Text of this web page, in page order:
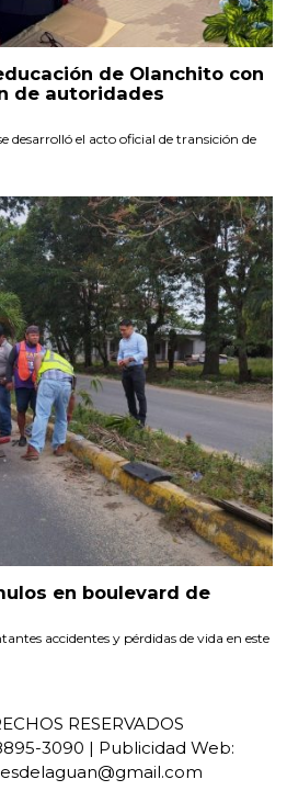
de Olanchito con
de autoridades
desarrolló el acto oficial de transición de
en boulevard de
accidentes y pérdidas de vida en este
RESERVADOS
3090 | Publicidad Web: